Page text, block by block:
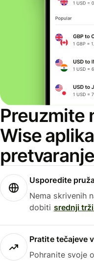
Preuzmite
Wise
Usporedite
Nema skrivenih
dobiti srednji
Pratite tečajeve
Pohranite svoje